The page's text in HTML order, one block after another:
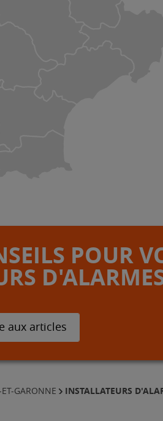
POUR
aux articles
GARONNE INSTALLATEURS